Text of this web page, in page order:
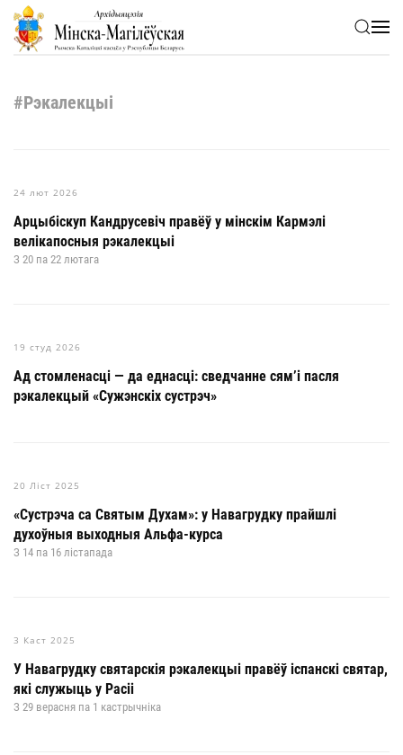
Skip to main content
#Рэкалекцыі
24 лют 2026
Арцыбіскуп Кандрусевіч правёў у мінскім Кармэлі
велікапосныя рэкалекцыі
З 20 па 22 лютага
19 студ 2026
Ад стомленасці — да еднасці: сведчанне сям’і пасля
рэкалекцый «Сужэнскіх сустрэч»
20 Ліст 2025
«Сустрэча са Святым Духам»: у Навагрудку прайшлі
духоўныя выходныя Альфа-курса
З 14 па 16 лістапада
3 Каст 2025
У Навагрудку святарскія рэкалекцыі правёў іспанскі святар,
які служыць у Расіі
З 29 верасня па 1 кастрычніка